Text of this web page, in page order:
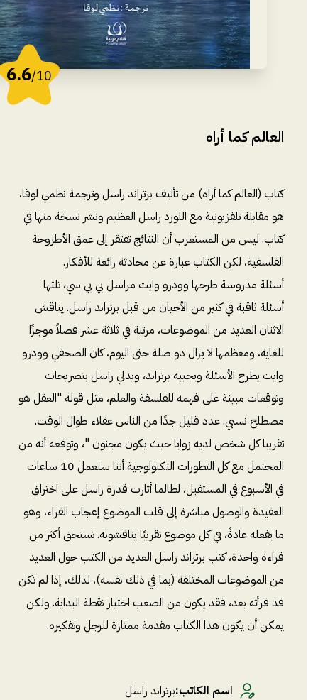
6.6/10
العالم كما أراه
كتاب (العالم كما أراه) من تأليف برتراند راسل وترجمة نظمي لوقا،
هو مقابلة تلفزيونية مع اللورد راسل العظيم ونشر نسخة منها في
كتاب. ليس من المستغرب أن النتائج تفتقر إلى عمق الأطروحة
الفلسفية، لكن الكتاب عبارة عن محادثة رائعة للأفكار.
أسئلة مدروسة طرحها وودرو وايت مراسل بي بي سي، تلتها
أسئلة ثاقبة في كثير من الأحيان من قبل برتراند راسل. يناقش
الاثنان العديد من الموضوعات، مرتبة في ثلاثة عشر فصلاً موجزًا ​​
للغاية، ومعظمها لا يزال ذو صلة حتى اليوم، كان الصحفي وودرو
وايت يطرح الأسئلة ويجيبه برتراند، ويدلي راسل بتصريحات
وتوقعات مبينة على فهمه للفلسفة والعلم، مثل قوله "العقل هو
مصطلح نسبي. عدد قليل جدًا من الناس عقلاء طوال الوقت.
تقريبا كل شخص لديه زوايا حيث يكون مجنون "، وتوقعه أنه من
المحتمل مع كل التطورات التكنولوجية أننا سنعمل 10 ساعات
في الأسبوع في المستقبل، لطالما أثارت قدرة راسل على اختراق
العقيدة والوصول مباشرة إلى قلب الموضوع إعجاب القراء، وهو
ما يفعله عادةً، في كل موضوع تقريبًا يناقشونه. تستحق أكثر من
قراءة واحدة، كتب برتراند راسل العديد من الكتب حول العديد
من الموضوعات المختلفة (بما في ذلك نفسه)، لذلك، إذا لم تكن
قد قرأته بعد، فقد يكون من الصعب اختيار نقطة البداية. ولكن
يمكن أن يكون هذا الكتاب مقدمة ممتازة للرجل وتفكيره.
اسم الكاتب:برتراند راسل